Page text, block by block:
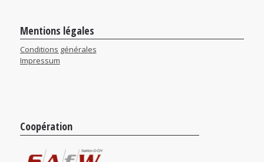
Mentions légales
Conditions générales
Impressum
Coopération